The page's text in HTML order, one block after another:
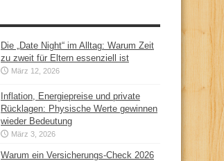
Die „Date Night“ im Alltag: Warum Zeit
zu zweit für Eltern essenziell ist
März 12, 2026
Inflation, Energiepreise und private
Rücklagen: Physische Werte gewinnen
wieder Bedeutung
März 3, 2026
Warum ein Versicherungs-Check 2026